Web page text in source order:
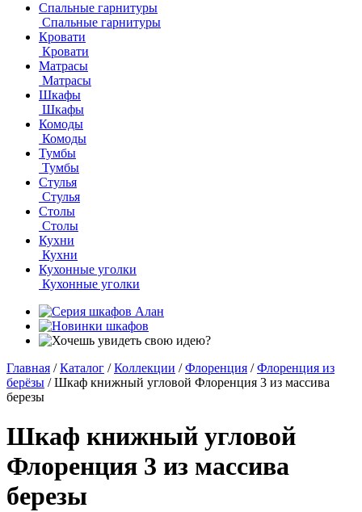
Спальные гарнитуры
Спальные гарнитуры
Кровати
Кровати
Матрасы
Матрасы
Шкафы
Шкафы
Комоды
Комоды
Тумбы
Тумбы
Стулья
Стулья
Столы
Столы
Кухни
Кухни
Кухонные уголки
Кухонные уголки
Главная / Каталог / Коллекции / Флоренция / Флоренция из
берёзы / Шкаф книжный угловой Флоренция 3 из массива
березы
Шкаф книжный угловой
Флоренция 3 из массива
березы